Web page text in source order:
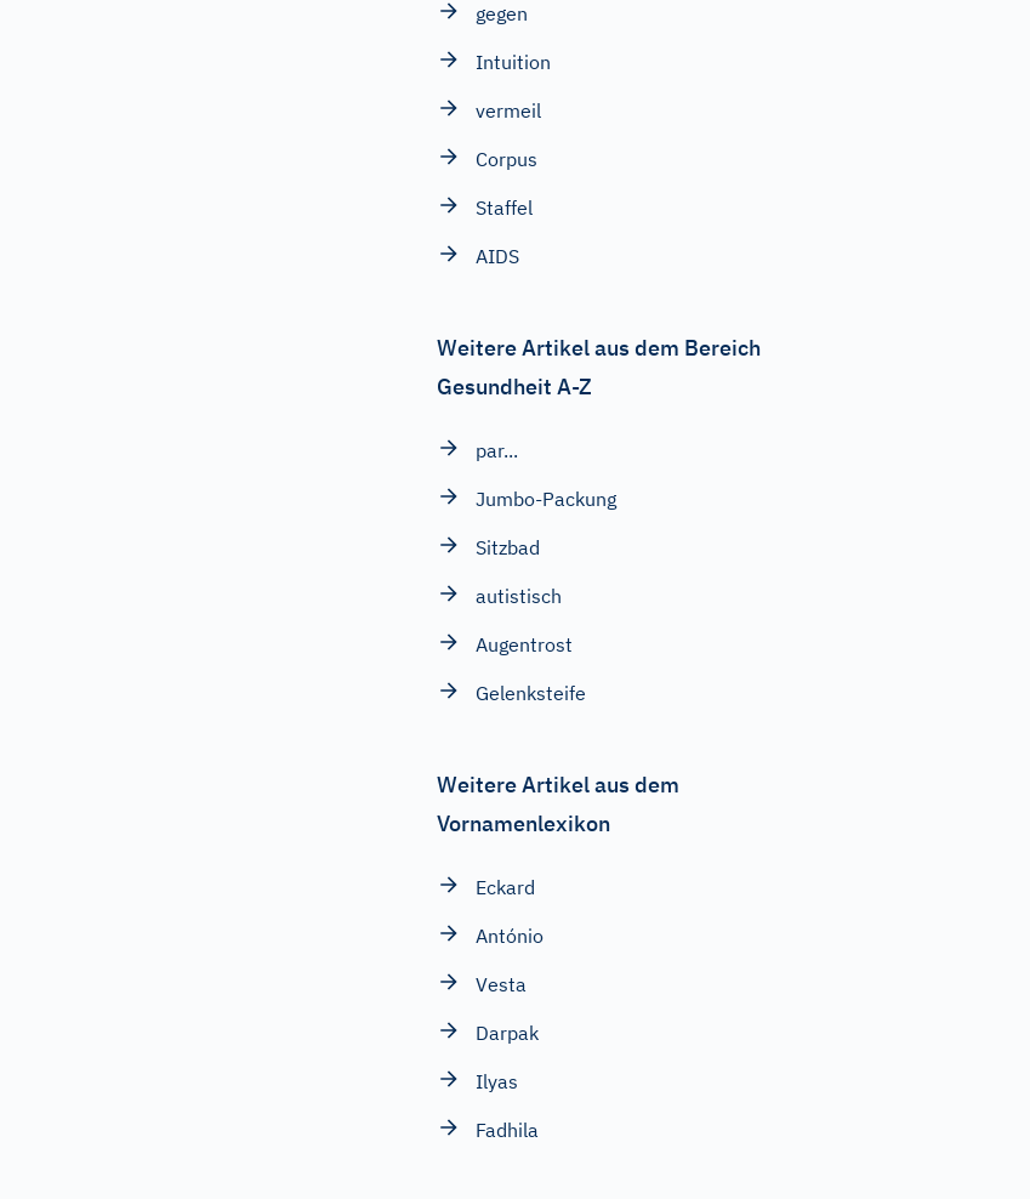
gegen
Intuition
vermeil
Corpus
Staffel
AIDS
Weitere Artikel aus dem Bereich
Gesundheit A-Z
par...
Jumbo-Packung
Sitzbad
autistisch
Augentrost
Gelenksteife
Weitere Artikel aus dem
Vornamenlexikon
Eckard
António
Vesta
Darpak
Ilyas
Fadhila